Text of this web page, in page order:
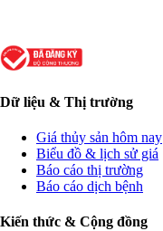
Dữ liệu & Thị trường
Giá thủy sản hôm nay
Biểu đồ & lịch sử giá
Báo cáo thị trường
Báo cáo dịch bệnh
Kiến thức & Cộng đồng